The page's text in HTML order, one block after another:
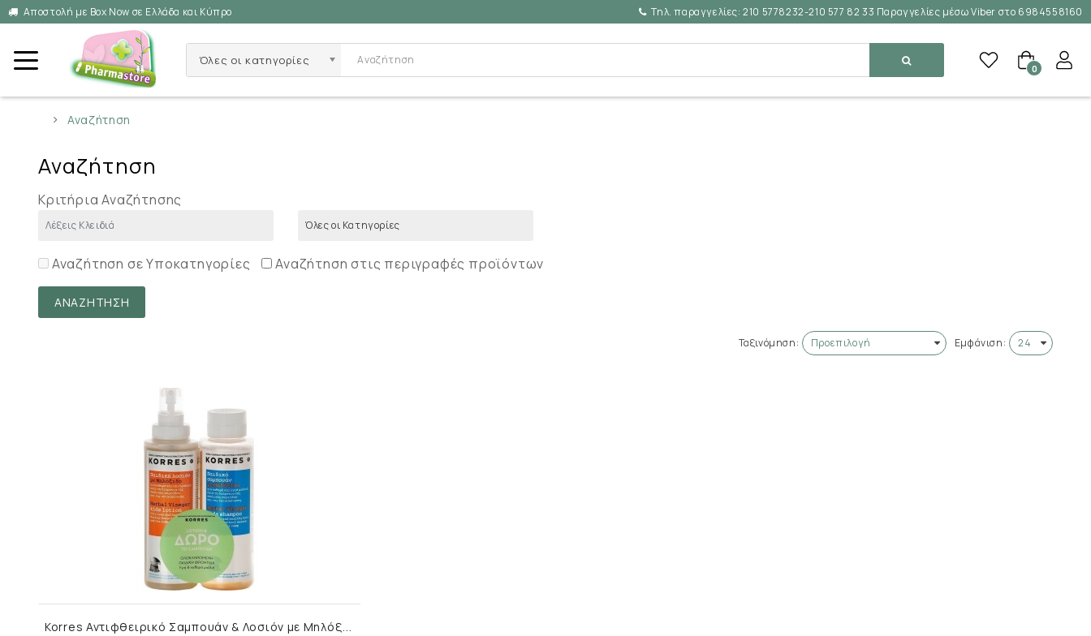
Αποστολή με Box Now σε Ελλάδα και Κύπρο Τηλ. παραγγελίες:210 5778232-210 577 82 33 Παραγγελίες μέσω Viber στο 6984558160
Όλες οι κατηγορίες
0
Αναζήτηση
Αναζήτηση
Κριτήρια Αναζήτησης
Αναζήτηση σε Υποκατηγορίες Αναζήτηση στις περιγραφές προϊόντων
Ταξινόμηση: Εμφάνιση:
K
orres Αντιφθειρικό Σαμπουάν & Λοσιόν με Μηλόξιδο για Παιδιά 300 ml